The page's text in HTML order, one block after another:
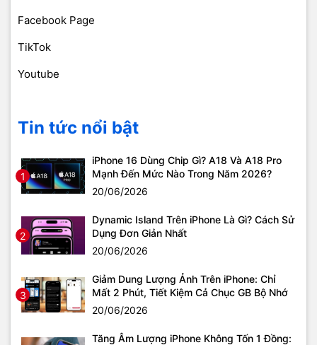
Facebook Page
TikTok
Youtube
Tin tức nổi bật
1
iPhone 16 Dùng Chip Gì? A18 Và A18 Pro
Mạnh Đến Mức Nào Trong Năm 2026?
20/06/2026
2
Dynamic Island Trên iPhone Là Gì? Cách Sử
Dụng Đơn Giản Nhất
20/06/2026
3
Giảm Dung Lượng Ảnh Trên iPhone: Chỉ
Mất 2 Phút, Tiết Kiệm Cả Chục GB Bộ Nhớ
20/06/2026
Tăng Âm Lượng iPhone Không Tốn 1 Đồng: